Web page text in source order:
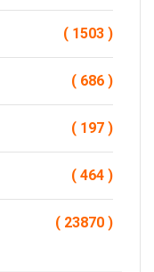
( 1503 )
( 686 )
( 197 )
( 464 )
( 23870 )